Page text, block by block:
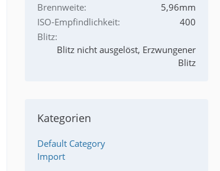
Brennweite
5,96mm
ISO-Empfindlichkeit
400
Blitz
Blitz nicht ausgelöst, Erzwungener
Blitz
Kategorien
Default Category
Import